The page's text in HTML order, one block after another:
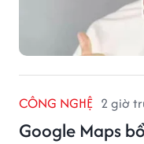
CÔNG NGHỆ 2 giờ
Google Maps